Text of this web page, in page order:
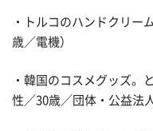
・トルコのハンドクリー
歳／電機）
・韓国のコスメグッズ。
性／30歳／団体・公益法